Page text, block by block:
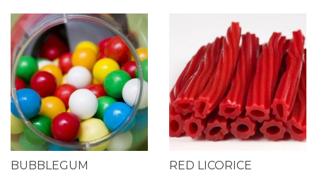
BUBBLEGUM RED LICORICE